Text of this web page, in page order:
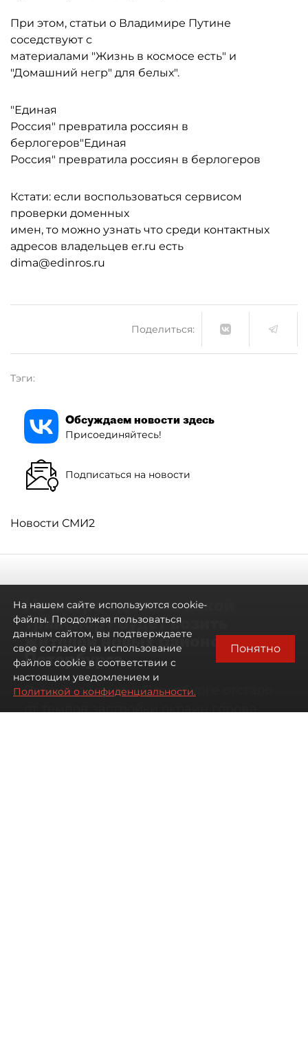
При этом, статьи о Владимире Путине
соседствуют с
материалами "Жизнь в космосе есть" и
"Домашний негр" для белых".
"Единая
Россия" превратила россиян в
берлогеров"Единая
Россия" превратила россиян в берлогеров
Кстати: если воспользоваться сервисом
проверки доменных
имен, то можно узнать что среди контактных
адресов владельцев er.ru есть
dima@edinros.ru
Поделиться:
Тэги:
Обсуждаем новости здесь
Присоединяйтесь!
Подписаться на новости
Новости СМИ2
Не метро единым: какой
транспорт будет возить
жителей новых районов
Петербурга
Развитие метро в Петербурге отстало
от темпов застройки окраин города
На нашем сайте используются cookie-
файлы. Продолжая пользоваться
данным сайтом, вы подтверждаете
свое согласие на использование
файлов cookie в соответствии с
настоящим уведомлением и
Политикой о конфиденциальности.
Понятно